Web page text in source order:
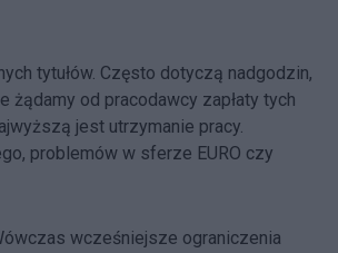
tytułów. Często dotyczą nadgodzin,
żądamy od pracodawcy zapłaty tych
jest utrzymanie pracy.
problemów w sferze EURO czy
wcześniejsze ograniczenia